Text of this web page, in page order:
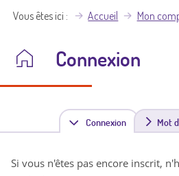
Vous êtes ici Accueil Mon
Connexion
Connexion(
n
Mot
Si vous n'êtes pas encore inscrit,